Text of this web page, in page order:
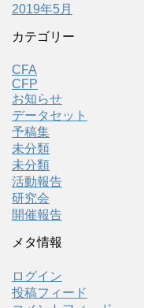
2019年5月
カテゴリー
CFA
CFP
お知らせ
データセット
予稿集
未分類
未分類
活動報告
研究会
開催報告
メタ情報
ログイン
投稿フィード